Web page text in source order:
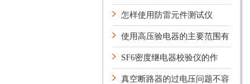
怎样使用防雷元件测试仪
使用高压验电器的主要范围有
哪些SF6密度继电器校验仪的作
用？真空断路器的过电压问题不容